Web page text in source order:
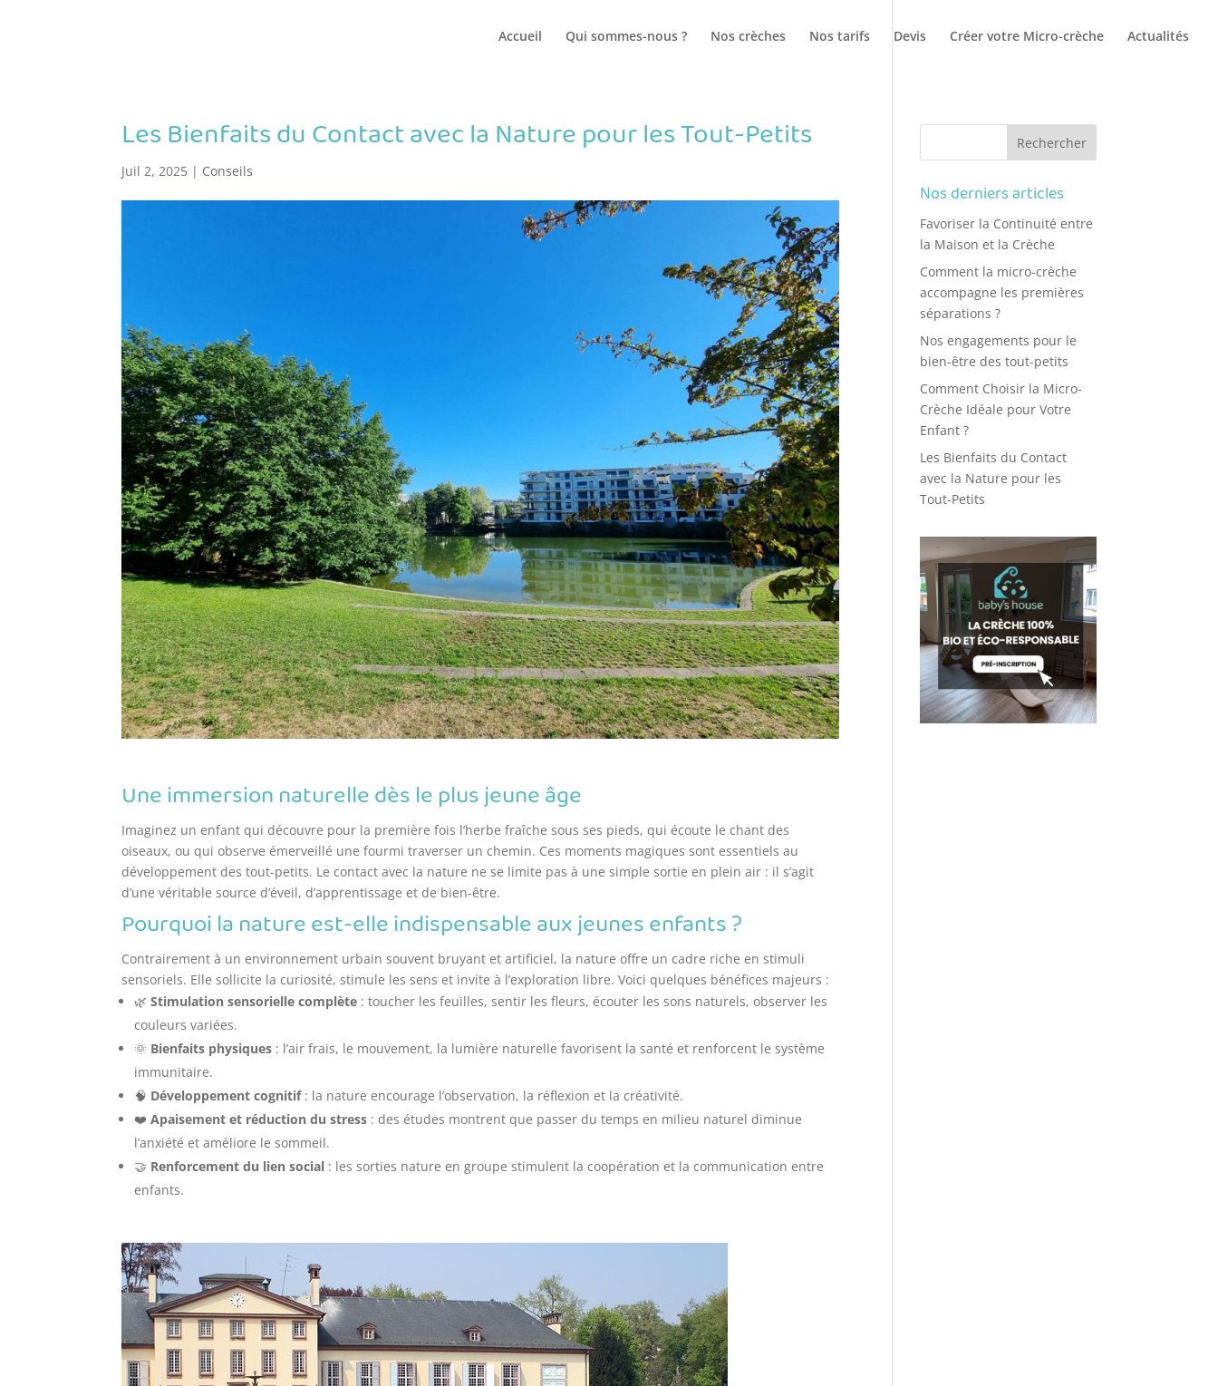
Accueil Qui sommes-nous ? Nos crèches Nos tarifs Devis Créer votre Micro-crèche Actualités
Les Bienfaits du Contact avec la Nature pour les Tout-Petits
Juil 2, 2025 | Conseils
Une immersion naturelle dès le plus jeune âge
Imaginez un enfant qui découvre pour la première fois l’herbe fraîche sous ses pieds, qui écoute le chant des
oiseaux, ou qui observe émerveillé une fourmi traverser un chemin. Ces moments magiques sont essentiels au
développement des tout-petits. Le contact avec la nature ne se limite pas à une simple sortie en plein air : il s’agit
d’une véritable source d’éveil, d’apprentissage et de bien-être.
Pourquoi la nature est-elle indispensable aux jeunes enfants ?
Contrairement à un environnement urbain souvent bruyant et artificiel, la nature offre un cadre riche en stimuli
sensoriels. Elle sollicite la curiosité, stimule les sens et invite à l’exploration libre. Voici quelques bénéfices majeurs :
🌿Stimulation sensorielle complète : toucher les feuilles, sentir les fleurs, écouter les sons naturels, observer les
couleurs variées.
🌞 Bienfaits physiques : l’air frais, le mouvement, la lumière naturelle favorisent la santé et renforcent le système
immunitaire.
🧠 Développement cognitif: la nature encourage l’observation, la réflexion et la créativité.
❤️Apaisement et réduction du stress : des études montrent que passer du temps en milieu naturel diminue
l’anxiété et améliore le sommeil.
🤝 Renforcement du lien social : les sorties nature en groupe stimulent la coopération et la communication entre
enfants.
Nos derniers articles
Favoriser la Continuité entre
la Maison et la Crèche
Comment la micro-crèche
accompagne les premières
séparations ?
Nos engagements pour le
bien-être des tout-petits
Comment Choisir la Micro-
Crèche Idéale pour Votre
Enfant ?
Les Bienfaits du Contact
avec la Nature pour les
Tout-Petits